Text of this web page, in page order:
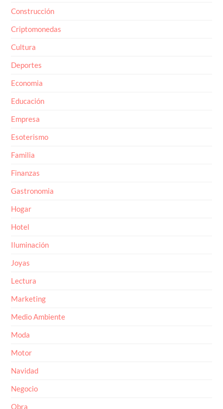
Construcción
Criptomonedas
Cultura
Deportes
Economia
Educación
Empresa
Esoterismo
Familia
Finanzas
Gastronomia
Hogar
Hotel
Iluminación
Joyas
Lectura
Marketing
Medio Ambiente
Moda
Motor
Navidad
Negocio
Obra